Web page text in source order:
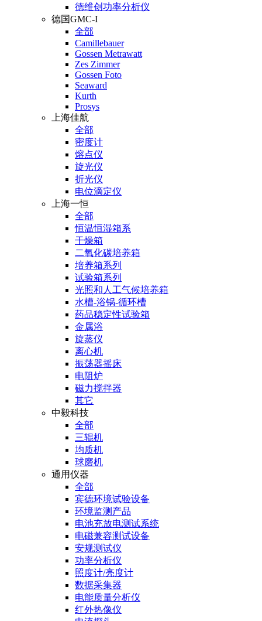
德维创功率分析仪
德国GMC-I
全部
Camillebauer
Gossen Metrawatt
Zes Zimmer
Gossen Foto
Seaward
Kurth
Prosys
上海佳航
全部
密度计
熔点仪
旋光仪
折光仪
电位滴定仪
上海一恒
全部
恒温恒湿箱系
干燥箱
二氧化碳培养箱
培养箱系列
试验箱系列
光照和人工气候培养箱
水槽-浴锅-循环槽
药品稳定性试验箱
金属浴
旋蒸仪
离心机
振荡器摇床
电阻炉
磁力搅拌器
其它
中毅科技
全部
三辊机
均质机
球磨机
通用仪器
全部
宾德环境试验设备
环境监测产品
电池充放电测试系统
电磁兼容测试设备
安规测试仪
功率分析仪
照度计/亮度计
数据采集器
电能质量分析仪
红外热像仪